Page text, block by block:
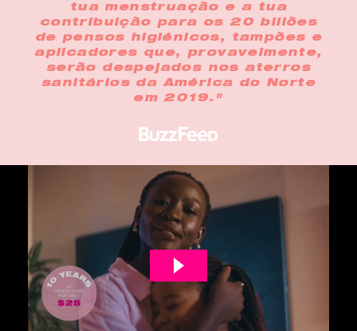
tua menstruação e a tua
contribuição para os 20 biliões
de pensos higiénicos, tampões e
aplicadores que, provavelmente,
serão despejados nos aterros
sanitários da América do Norte
em 2019."